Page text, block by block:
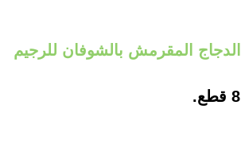
المقرمش بالشوفان للرجيم